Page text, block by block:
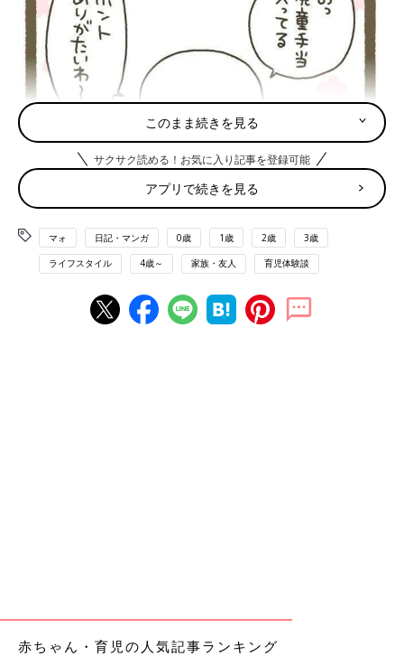
このまま続きを見る
サクサク読める！お気に入り記事を登録可能
アプリで続きを見る
マォ 日記・マンガ 0歳 1歳 2歳 3歳
ライフスタイル 4歳～ 家族・友人 育児体験談
赤ちゃん・育児の人気記事ランキング